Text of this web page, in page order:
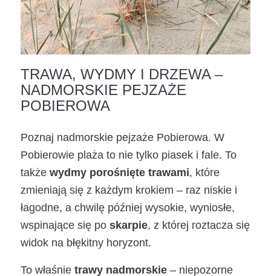
TRAWA, WYDMY I DRZEWA –
NADMORSKIE PEJZAŻE
POBIEROWA
Poznaj nadmorskie pejzaże Pobierowa. W
Pobierowie plaża to nie tylko piasek i fale. To
także wydmy porośnięte trawami, które
zmieniają się z każdym krokiem – raz niskie i
łagodne, a chwilę później wysokie, wyniosłe,
wspinające się po skarpie, z której roztacza się
widok na błękitny horyzont.
To właśnie trawy nadmorskie – niepozorne